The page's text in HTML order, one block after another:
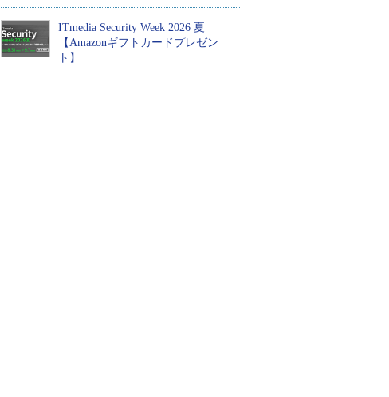
ITmedia Security Week 2026 夏
【Amazonギフトカードプレゼン
ト】